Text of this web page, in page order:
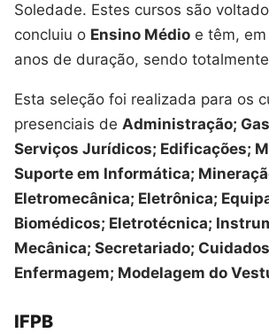
Soledade. Estes cursos são
concluiu o Ensino Médio e têm,
anos de duração, sendo
Esta seleção foi realizada para os
presenciais de Administração;
Serviços Jurídicos; Edificações;
Suporte em Informática;
Eletromecânica; Eletrônica;
Biomédicos; Eletrotécnica;
Mecânica; Secretariado;
Enfermagem; Modelagem do
IFPB